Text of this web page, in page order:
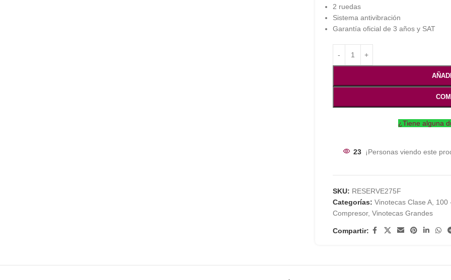
2 ruedas
Sistema antivibración
Garantía oficial de 3 años y SAT
¿Tiene alguna
23 ¡Personas viendo este
SKU: RESERVE275F
Categorías: Vinotecas Clase A, 100
Compresor, Vinotecas Grandes
Compartir: